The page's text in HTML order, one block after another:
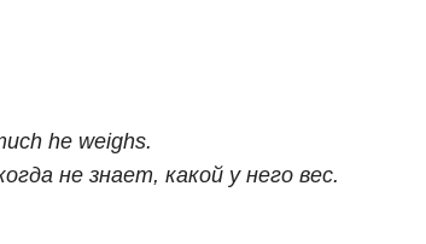
he weighs.
не знает, какой у него вес.